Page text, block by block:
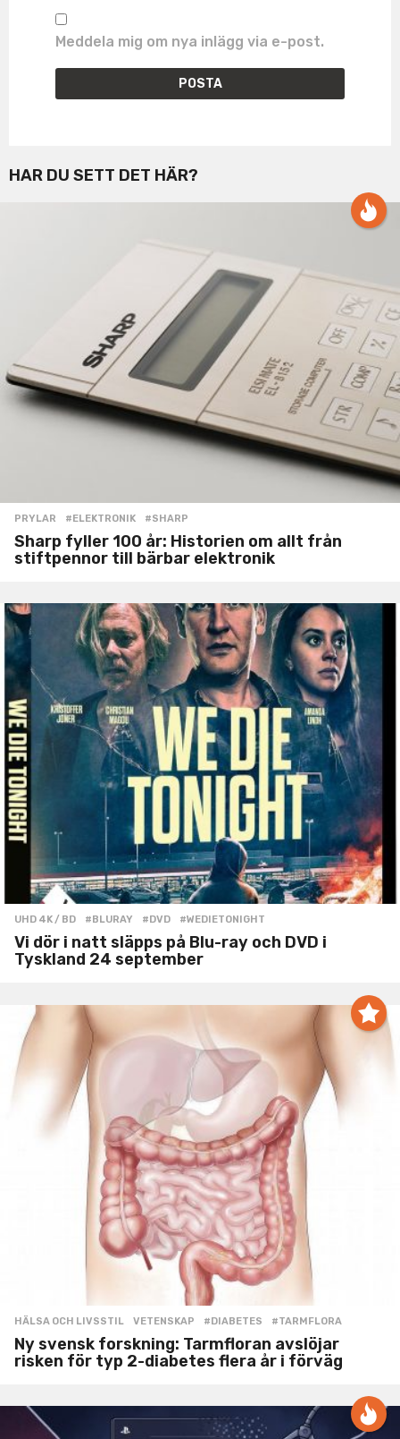
Meddela mig om nya inlägg via e-post.
HAR DU SETT DET HÄR?
PRYLAR #ELEKTRONIK ,#SHARP
Sharp fyller 100 år: Historien om allt från
stiftpennor till bärbar elektronik
UHD 4K / BD #BLURAY ,#DVD ,#WEDIETONIGHT
Vi dör i natt släpps på Blu-ray och DVD i
Tyskland 24 september
HÄLSA OCH LIVSSTIL ,VETENSKAP #DIABETES ,#TARMFLORA
Ny svensk forskning: Tarmfloran avslöjar
risken för typ 2-diabetes flera år i förväg